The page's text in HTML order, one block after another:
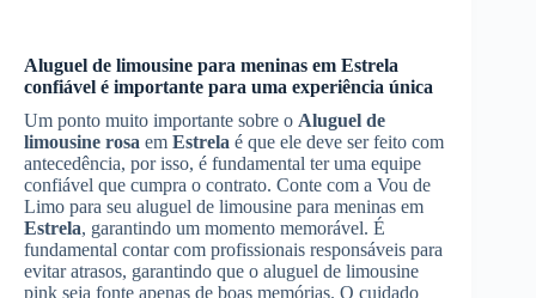
Aluguel de limousine para meninas em Estrela
confiável é importante para uma experiência única
Um ponto muito importante sobre o Aluguel de
limousine rosa em Estrela é que ele deve ser feito com
antecedência, por isso, é fundamental ter uma equipe
confiável que cumpra o contrato. Conte com a Vou de
Limo para seu aluguel de limousine para meninas em
Estrela, garantindo um momento memorável. É
fundamental contar com profissionais responsáveis para
evitar atrasos, garantindo que o aluguel de limousine
pink seja fonte apenas de boas memórias. O cuidado